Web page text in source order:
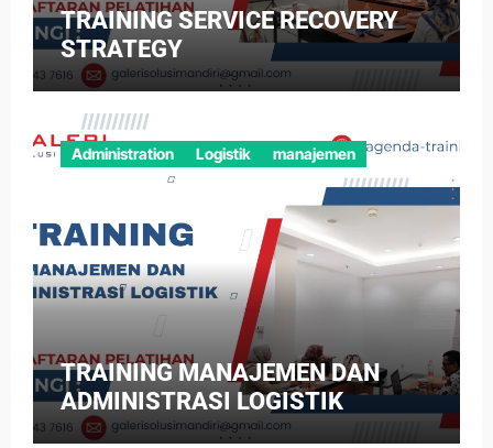
TRAINING SERVICE RECOVERY
STRATEGY
Administration Logistik manajemen
TRAINING MANAJEMEN DAN
ADMINISTRASI LOGISTIK